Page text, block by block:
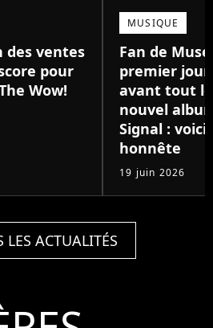
des ventes
pour
Wow!
MUSIQUE
Fan de
premier
avant tout
nouvel
Signal : voici
honnête
19 juin 2026
LES ACTUALITÉS